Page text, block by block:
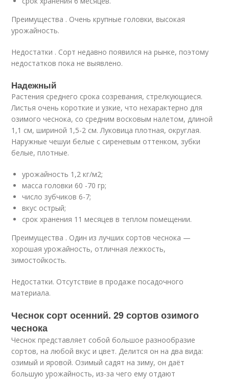
Преимущества . Очень крупные головки, высокая
урожайность.
Недостатки . Сорт недавно появился на рынке, поэтому
недостатков пока не выявлено.
Надежный
Растения среднего срока созревания, стрелкующиеся.
Листья очень короткие и узкие, что нехарактерно для
озимого чеснока, со средним восковым налетом, длиной
1,1 см, шириной 1,5-2 см. Луковица плотная, округлая.
Наружные чешуи белые с сиреневым оттенком, зубки
белые, плотные.
урожайность 1,2 кг/м2;
масса головки 60 -70 гр;
число зубчиков 6-7;
вкус острый;
срок хранения 11 месяцев в теплом помещении.
Преимущества . Один из лучших сортов чеснока —
хорошая урожайность, отличная лежкость,
зимостойкость.
Недостатки. Отсутствие в продаже посадочного
материала.
Чеснок сорт осенний. 29 сортов озимого
чеснока
Чеснок представляет собой большое разнообразие
сортов, на любой вкус и цвет. Делится он на два вида:
озимый и яровой. Озимый садят на зиму, он даёт
большую урожайность, из-за чего ему отдают